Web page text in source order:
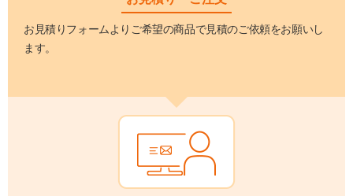
お見積りフォームよりご希望の商品で見積のご依頼をお願いし
ます。